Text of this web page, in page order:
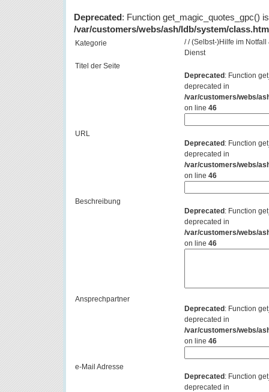
Deprecated : Function get_magic_quotes_gpc()
/var/customers/webs/ash/ldb/system/
Kategorie
/ / (Selbst-)Hilfe im
Dienst
Titel der Seite
Deprecated : Function
deprecated in
/var/customers/webs/
on line 46
URL
Deprecated : Function
deprecated in
/var/customers/webs/
on line 46
Beschreibung
Deprecated : Function
deprecated in
/var/customers/webs/
on line 46
Ansprechpartner
Deprecated : Function
deprecated in
/var/customers/webs/
on line 46
e-Mail Adresse
Deprecated : Function
deprecated in